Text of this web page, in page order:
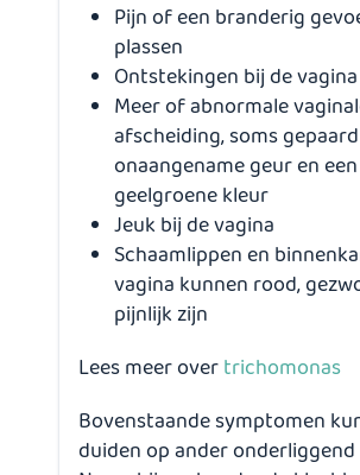
Pijn of een branderig
plassen
Ontstekingen bij de vagina
Meer of abnormale
afscheiding, soms
onaangename geur en een
geelgroene kleur
Jeuk bij de vagina
Schaamlippen en
vagina kunnen rood,
pijnlijk zijn
Lees meer overtrichomonas
Bovenstaande symptomen
duiden op ander onderliggend